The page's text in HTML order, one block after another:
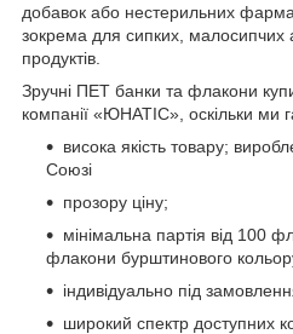
добавок або нестерильних
зокрема для сипких, малосипчих
продуктів.
Зручні ПЕТ банки та флакони
компанії «ЮНАТІС», оскільки ми
висока якість товару;
Союзі
прозору ціну;
мінімальна партія від 100
флакони бурштинового
індивідуально під
широкий спектр доступних